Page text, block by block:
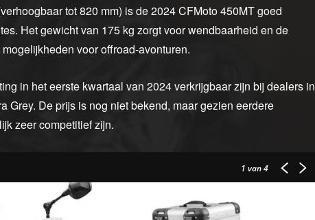
tot 820 mm) is de 2024 CFMoto 450MT goed
Het gewicht van 175 kg zorgt voor wendbaarheid en de
voor offroad-avonturen.
in het eerste kwartaal van 2024 verkrijgbaar zijn bij dealers in
Grey. De prijs is nog niet bekend, maar gezien eerdere
zeer competitief zijn.
1 van 4